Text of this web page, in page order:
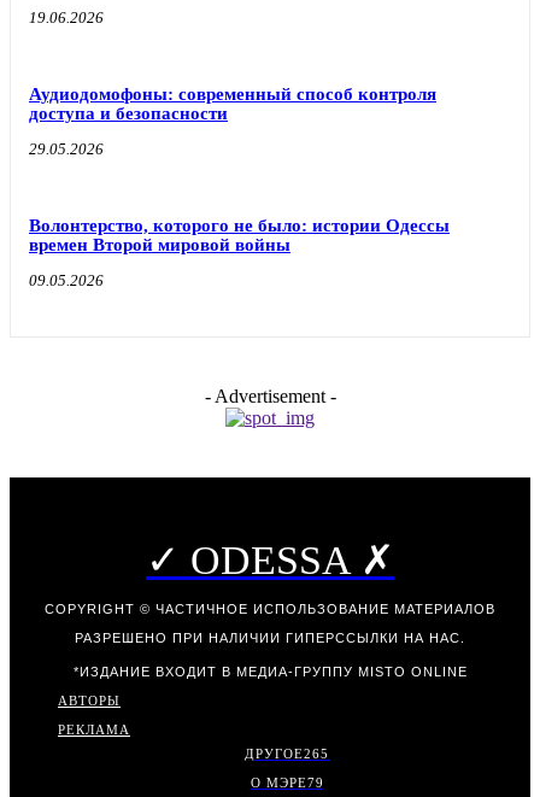
19.06.2026
Аудиодомофоны: современный способ контроля
доступа и безопасности
29.05.2026
Волонтерство, которого не было: истории Одессы
времен Второй мировой войны
09.05.2026
- Advertisement -
✓ ODESSA ✗
COPYRIGHT © ЧАСТИЧНОЕ ИСПОЛЬЗОВАНИЕ МАТЕРИАЛОВ
РАЗРЕШЕНО ПРИ НАЛИЧИИ ГИПЕРССЫЛКИ НА НАС.
*ИЗДАНИЕ ВХОДИТ В МЕДИА-ГРУППУ MISTO ONLINE
АВТОРЫ
РЕКЛАМА
ДРУГОЕ265
О МЭРЕ79